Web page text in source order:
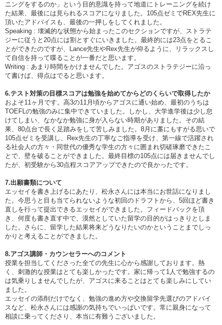
ニングをするのか」という目的意識を持って地道にトレーニングを続け
た結果、最後には見られるスコアになりました。105点ゼミでREX先生に
頂いたアドバイスも、最後の一押しをしてくれました。
Speaking : 壊滅的な状態から始まったこのセクションですが、ストラテ
ジーに従うと20点には割とすぐにいきました。最終的には23点をとるこ
とができたのですが、Lance先生やRex先生が仰るように、リラックスし
て自信を持って喋ることが一番だと思います。
Writing : あまり時間をかけませんでした。アゴスのストラテジーに沿っ
て書けば、得点はでると思います。
6.テスト対策の目標スコアは勉強を始めてからどのくらいで取得したか
およそ11ヶ月です。高3の11月頃からアゴスに通い始め、最初のうちは
TOEFLの勉強のみに集中できていました。しかし、大学進学後は少し怠
けてしまい、なかなか勉強に身が入らない時期がありました。その結
果、80点台で長く足踏みをして苦しみました。8月に藁にもすがる思いで
105点ゼミを受講し、Rex先生の丁寧なご指導を受け、第一線で活躍され
る社会人の方々・同世代の優秀な学生の方々に囲まれ切磋琢磨できたこ
とで、壁を破ることができました。最終目標の105点には届きませんでし
たが、初受験から30点程スコアアップできたので良かったです。
7.出願書類について
エッセイを書き上げるにあたり、松永さんには本当にお世話になりまし
た。今思うと目も当てられないような初回のドラフトから、5回ほど書き
直しを行って提出できるエッセイができました。フィードバックを頂
き、何度も書き直す中で、漠然としていた留学の目的がはっきりとしま
した。さらに、留学した結果将来どうなりたいのかということまでしっ
かりと考えることができました。
8.アゴス講師・カウンセラーへのコメント
授業を担当してくださった全ての先生に心から感謝しております。熱
く、刺激的な授業はとても楽しかったです。家に帰って1人で勉強するの
は気乗りしませんでしたが、アゴスに来ることはとても楽しみにしてい
ました。
エッセイの添削だけでなく、勉強の進め方や交換留学先選びのアドバイ
スなど、松永さんには感謝の気持ちでいっぱいです。常に親身になって
相談に乗ってくださり、本当に有難うございました。